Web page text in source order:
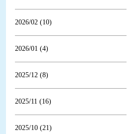
2026/02 (10)
2026/01 (4)
2025/12 (8)
2025/11 (16)
2025/10 (21)